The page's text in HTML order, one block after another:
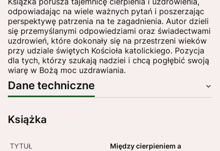
odpowiadając na wiele ważnych pytań i poszerzając
perspektywę patrzenia na te zagadnienia. Autor dzieli
się przemyślanymi odpowiedziami oraz świadectwami
uzdrowień, które dokonały się na przestrzeni wieków
przy udziale świętych Kościoła katolickiego. Pozycja
dla tych, którzy szukają nadziei i chcą pogłębić swoją
wiarę w Bożą moc uzdrawiania.
Dane techniczne
Książka
TYTUŁ
Między cierpieniem a